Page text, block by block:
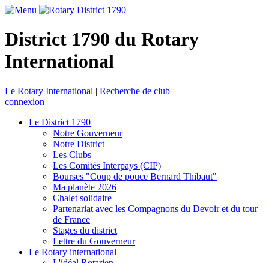
District 1790 du Rotary
International
Le Rotary International | Recherche de club
connexion
Le District 1790
Notre Gouverneur
Notre District
Les Clubs
Les Comités Interpays (CIP)
Bourses "Coup de pouce Bernard Thibaut"
Ma planète 2026
Chalet solidaire
Partenariat avec les Compagnons du Devoir et du tour
de France
Stages du district
Lettre du Gouverneur
Le Rotary international